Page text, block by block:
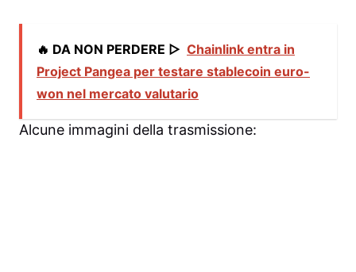
🔥 DA NON PERDERE ▷ Chainlink entra in
Project Pangea per testare stablecoin euro-
won nel mercato valutario
Alcune immagini della trasmissione: